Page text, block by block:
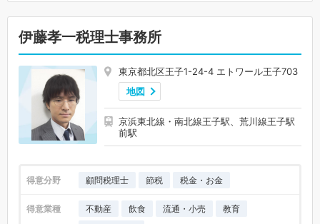
伊藤孝一税理士事務所
東京都北区王子1-24-4 エトワール王子703
地図
京浜東北線・南北線王子駅、荒川線王子駅
前駅
得意分野 顧問税理士 節税 税金・お金
得意業種 不動産 飲食 流通・小売
教育